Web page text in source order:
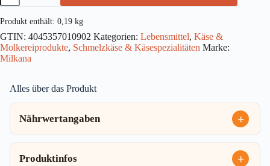
Schale
mit
Emmentaler
&
Allgäuer
Milch
Produkt enthält: 0,19 kg
GTIN: 4045357010902 Kategorien: Lebensmittel, Käse &
Molkereiprodukte, Schmelzkäse & Käsespezialitäten Marke:
Milkana
Alles über das Produkt
Nährwertangaben
Produktinfos